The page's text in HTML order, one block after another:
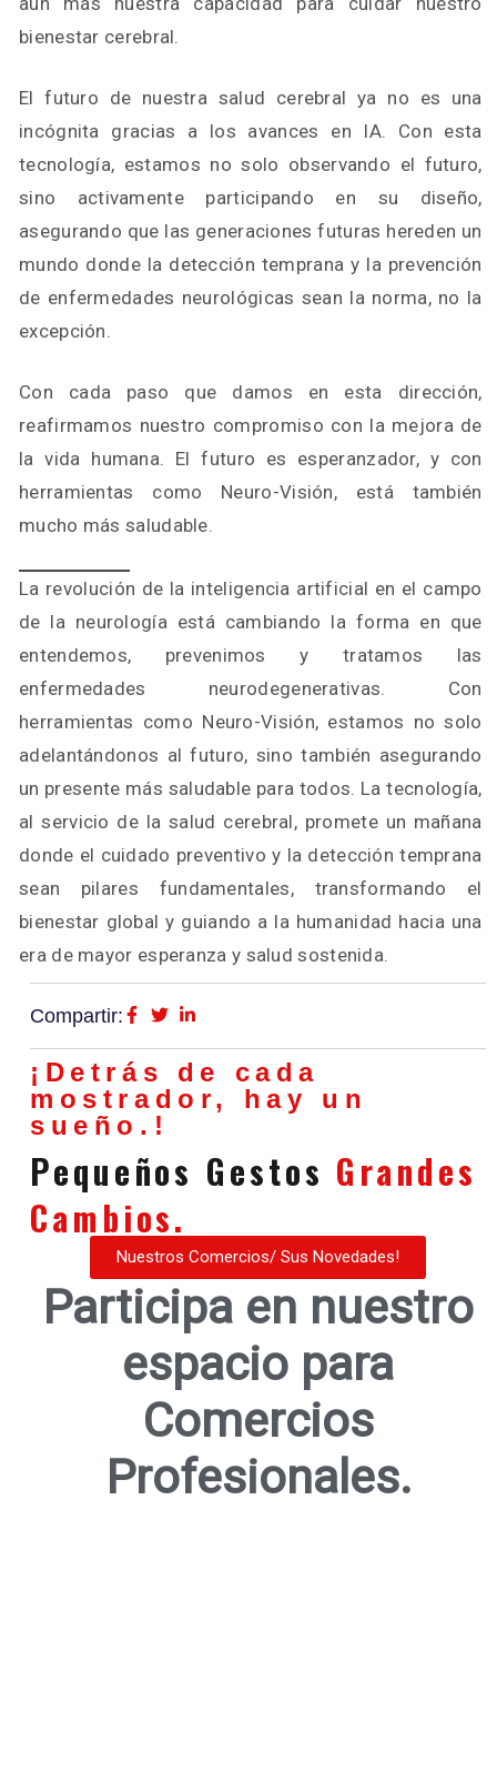
bienestar cerebral.
El futuro de nuestra salud cerebral ya no es una
incógnita gracias a los avances en IA. Con esta
tecnología, estamos no solo observando el futuro,
sino activamente participando en su diseño,
asegurando que las generaciones futuras hereden un
mundo donde la detección temprana y la prevención
de enfermedades neurológicas sean la norma, no la
excepción.
Con cada paso que damos en esta dirección,
reafirmamos nuestro compromiso con la mejora de
la vida humana. El futuro es esperanzador, y con
herramientas como Neuro-Visión, está también
mucho más saludable.
La revolución de la inteligencia artificial en el campo
de la neurología está cambiando la forma en que
entendemos, prevenimos y tratamos las
enfermedades neurodegenerativas. Con
herramientas como Neuro-Visión, estamos no solo
adelantándonos al futuro, sino también asegurando
un presente más saludable para todos. La tecnología,
al servicio de la salud cerebral, promete un mañana
donde el cuidado preventivo y la detección temprana
sean pilares fundamentales, transformando el
bienestar global y guiando a la humanidad hacia una
era de mayor esperanza y salud sostenida.
Compartir:
¡Detrás de cada
mostrador, hay un
sueño.!
Pequeños Gestos Grandes
Cambios.
Nuestros Comercios/ Sus Novedades!
Participa en nuestro
espacio para
Comercios
Profesionales.